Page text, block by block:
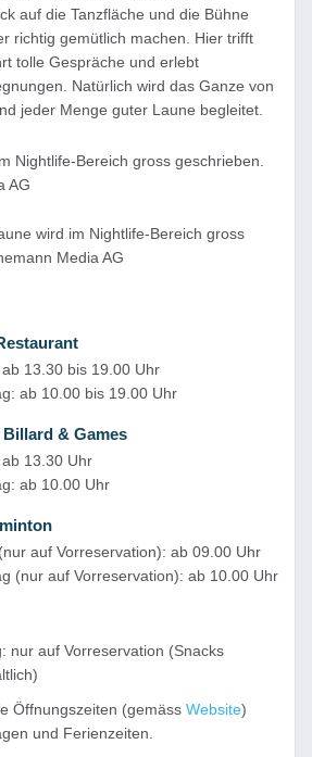
auf die Tanzfläche und die Bühne
richtig gemütlich machen. Hier trifft
tolle Gespräche und erlebt
Natürlich wird das Ganze von
jeder Menge guter Laune begleitet.
wird im Nightlife-Bereich gross
Media AG
13.30 bis 19.00 Uhr
ab 10.00 bis 19.00 Uhr
& Games
13.30 Uhr
ab 10.00 Uhr
auf Vorreservation): ab 09.00 Uhr
(nur auf Vorreservation): ab 10.00 Uhr
nur auf Vorreservation (Snacks
Öffnungszeiten (gemäss Website)
und Ferienzeiten.